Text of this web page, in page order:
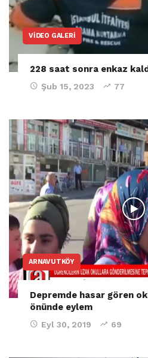
VIDEO GALERI
228 saat sonra enkaz
Şub 15, 2023 77
ARNAVUTKÖY
Depremde hasar gören
önünde eylem
Eyl 30, 2019 69